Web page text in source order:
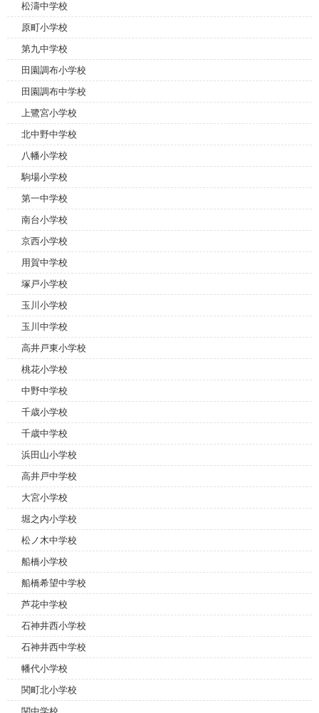
松濤中学校
原町小学校
第九中学校
田園調布小学校
田園調布中学校
上鷺宮小学校
北中野中学校
八幡小学校
駒場小学校
第一中学校
南台小学校
京西小学校
用賀中学校
塚戸小学校
玉川小学校
玉川中学校
高井戸東小学校
桃花小学校
中野中学校
千歳小学校
千歳中学校
浜田山小学校
高井戸中学校
大宮小学校
堀之内小学校
松ノ木中学校
船橋小学校
船橋希望中学校
芦花中学校
石神井西小学校
石神井西中学校
幡代小学校
関町北小学校